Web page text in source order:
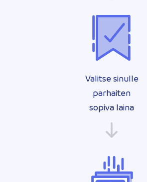
Valitse sinulle
parhaiten
sopiva laina